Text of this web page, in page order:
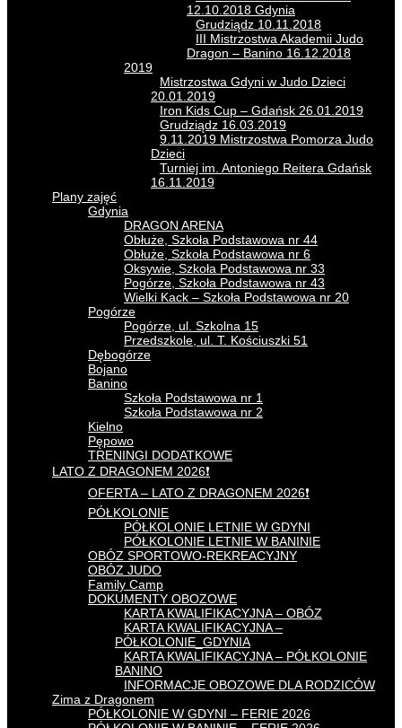
12.10.2018 Gdynia
Grudziądz 10.11.2018
III Mistrzostwa Akademii Judo
Dragon – Banino 16.12.2018
2019
Mistrzostwa Gdyni w Judo Dzieci
20.01.2019
Iron Kids Cup – Gdańsk 26.01.2019
Grudziądz 16.03.2019
9.11.2019 Mistrzostwa Pomorza Judo
Dzieci
Turniej im. Antoniego Reitera Gdańsk
16.11.2019
Plany zajęć
Gdynia
DRAGON ARENA
Obłuże, Szkoła Podstawowa nr 44
Obłuże, Szkoła Podstawowa nr 6
Oksywie, Szkoła Podstawowa nr 33
Pogórze, Szkoła Podstawowa nr 43
Wielki Kack – Szkoła Podstawowa nr 20
Pogórze
Pogórze, ul. Szkolna 15
Przedszkole, ul. T. Kościuszki 51
Dębogórze
Bojano
Banino
Szkoła Podstawowa nr 1
Szkoła Podstawowa nr 2
Kielno
Pępowo
TRENINGI DODATKOWE
LATO Z DRAGONEM 2026❗
OFERTA – LATO Z DRAGONEM 2026❗
PÓŁKOLONIE
PÓŁKOLONIE LETNIE W GDYNI
PÓŁKOLONIE LETNIE W BANINIE
OBÓZ SPORTOWO-REKREACYJNY
OBÓZ JUDO
Family Camp
DOKUMENTY OBOZOWE
KARTA KWALIFIKACYJNA – OBÓZ
KARTA KWALIFIKACYJNA –
PÓŁKOLONIE_GDYNIA
KARTA KWALIFIKACYJNA – PÓŁKOLONIE
BANINO
INFORMACJE OBOZOWE DLA RODZICÓW
Zima z Dragonem
PÓŁKOLONIE W GDYNI – FERIE 2026